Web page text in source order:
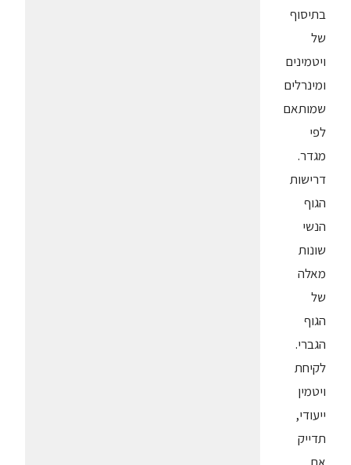
בתיסוף
של
ויטמינים
ומינרלים
שמותאם
לפי
מגדר.
דרישות
הגוף
הנשי
שונות
מאלה
של
הגוף
הגברי.
לקיחת
ויטמין
ייעודי,
תדייק